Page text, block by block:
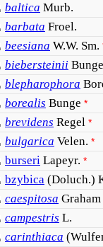
baltica Murb.
barbata Froel.
beesiana W.W. Sm.
biebersteinii Bunge
blepharophora
borealis Bunge *
brevidens Regel *
bulgarica Velen. *
burseri Lapeyr. *
bzybica (Doluch.)
caespitosa Graham
campestris L.
carinthiaca